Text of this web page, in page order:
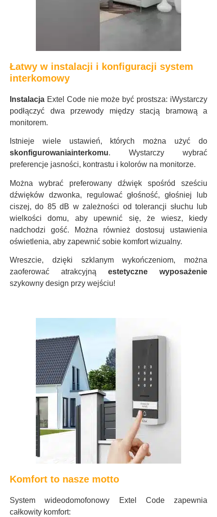
Łatwy w instalacji i konfiguracji system
interkomowy
Instalacja Extel Code nie może być prostsza: iWystarczy
podłączyć dwa przewody między stacją bramową a
monitorem.
Istnieje wiele ustawień, których można użyć do
skonfigurowaniainterkomu. Wystarczy wybrać
preferencje jasności, kontrastu i kolorów na monitorze.
Można wybrać preferowany dźwięk spośród sześciu
dźwięków dzwonka, regulować głośność, głośniej lub
ciszej, do 85 dB w zależności od tolerancji słuchu lub
wielkości domu, aby upewnić się, że wiesz, kiedy
nadchodzi gość. Można również dostosuj ustawienia
oświetlenia, aby zapewnić sobie komfort wizualny.
Wreszcie, dzięki szklanym wykończeniom, można
zaoferować atrakcyjną estetyczne wyposażenie
szykowny design przy wejściu!
Komfort to nasze motto
System wideodomofonowy Extel Code zapewnia
całkowity komfort: